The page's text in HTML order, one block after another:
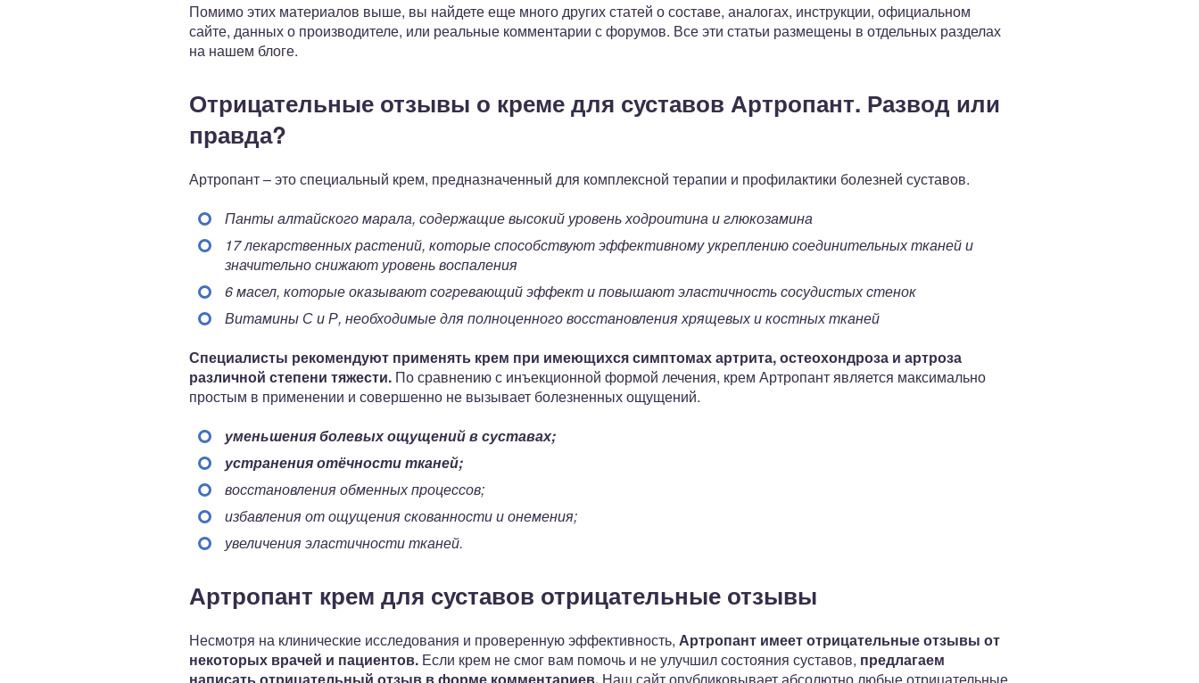
Помимо этих материалов выше, вы найдете еще много других статей о составе, аналогах, инструкции, официальном
сайте, данных о производителе, или реальные комментарии с форумов. Все эти статьи размещены в отдельных разделах
на нашем блоге.
Отрицательные отзывы о креме для суставов Артропант. Развод или
правда?
Артропант – это специальный крем, предназначенный для комплексной терапии и профилактики болезней суставов.
Панты алтайского марала, содержащие высокий уровень ходроитина и глюкозамина
17 лекарственных растений, которые способствуют эффективному укреплению соединительных тканей и
значительно снижают уровень воспаления
6 масел, которые оказывают согревающий эффект и повышают эластичность сосудистых стенок
Витамины С и Р, необходимые для полноценного восстановления хрящевых и костных тканей
Специалисты рекомендуют применять крем при имеющихся симптомах артрита, остеохондроза и артроза
различной степени тяжести. По сравнению с инъекционной формой лечения, крем Артропант является максимально
простым в применении и совершенно не вызывает болезненных ощущений.
уменьшения болевых ощущений в суставах;
устранения отёчности тканей;
восстановления обменных процессов;
избавления от ощущения скованности и онемения;
увеличения эластичности тканей.
Артропант крем для суставов отрицательные отзывы
Несмотря на клинические исследования и проверенную эффективность, Артропант имеет отрицательные отзывы от
некоторых врачей и пациентов. Если крем не смог вам помочь и не улучшил состояния суставов, предлагаем